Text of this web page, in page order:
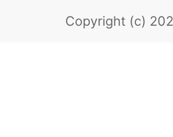
Copyright (c)